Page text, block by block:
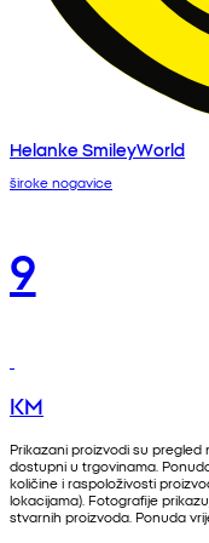
Helanke SmileyWorld
široke nogavice
9
KM
Prikazani proizvodi su
dostupni u trgovinama.
količine i raspoloživosti
lokacijama). Fotografije
stvarnih proizvoda. Ponuda